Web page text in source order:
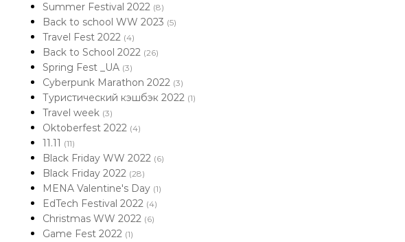
Summer Festival 2022 (8)
Back to school WW 2023 (5)
Travel Fest 2022 (4)
Back to School 2022 (26)
Spring Fest _UA (3)
Cyberpunk Marathon 2022 (3)
Туристический кэшбэк 2022 (1)
Travel week (3)
Oktoberfest 2022 (4)
11.11 (11)
Black Friday WW 2022 (6)
Black Friday 2022 (28)
MENA Valentine's Day (1)
EdTech Festival 2022 (4)
Christmas WW 2022 (6)
Game Fest 2022 (1)